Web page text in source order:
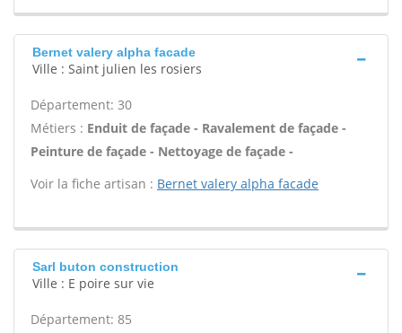
Bernet valery alpha facade
Ville : Saint julien les rosiers
Département: 30
Métiers : Enduit de façade - Ravalement de façade -
Peinture de façade - Nettoyage de façade -
Voir la fiche artisan : Bernet valery alpha facade
Sarl buton construction
Ville : E poire sur vie
Département: 85